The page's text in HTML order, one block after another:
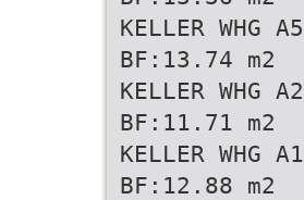
KELLER WHG A5
BF:13.74 m2
KELLER WHG A2
BF:11.71 m2
KELLER WHG A1
BF:12.88 m2